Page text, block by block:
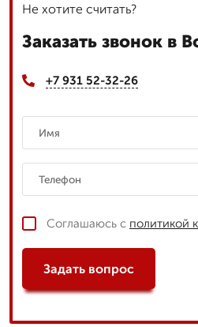
Не хотите считать?
Заказать звонок в
+7 931 52-32-26
Соглашаюсь с политикой
Задать вопрос